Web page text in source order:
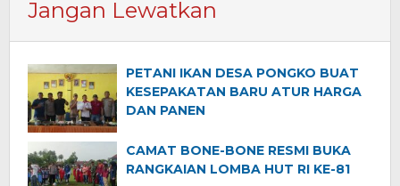
Jangan Lewatkan
PETANI IKAN DESA PONGKO BUAT
KESEPAKATAN BARU ATUR HARGA
DAN PANEN
CAMAT BONE-BONE RESMI BUKA
RANGKAIAN LOMBA HUT RI KE-81